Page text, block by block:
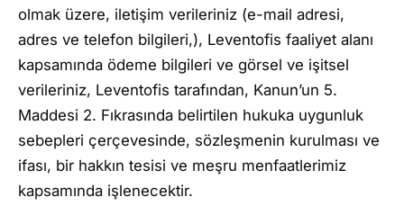
olmak üzere, iletişim verileriniz (e-mail adresi,
adres ve telefon bilgileri,), Leventofis faaliyet alanı
kapsamında ödeme bilgileri ve görsel ve işitsel
verileriniz, Leventofis tarafından, Kanun’un 5.
Maddesi 2. Fıkrasında belirtilen hukuka uygunluk
sebepleri çerçevesinde, sözleşmenin kurulması ve
ifası, bir hakkın tesisi ve meşru menfaatlerimiz
kapsamında işlenecektir.